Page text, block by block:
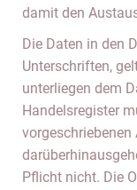
damit den
Die Daten in den
Unterschriften,
unterliegen dem
Handelsregister
vorgeschriebenen
Pflicht nicht. Die